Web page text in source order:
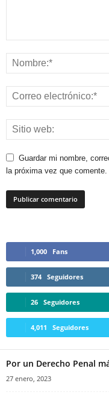
Guardar mi nombre,
la próxima vez que comente.
1,000 Fans
374 Seguidores
26 Seguidores
4,011 Seguidores
Por un Derecho Penal
27 enero, 2023